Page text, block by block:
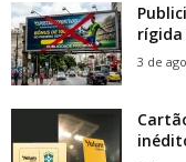
rígida
3 de